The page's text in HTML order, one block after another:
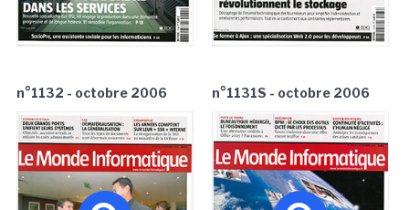
n°1132 - octobre 2006 n°1131S - octobre 2006